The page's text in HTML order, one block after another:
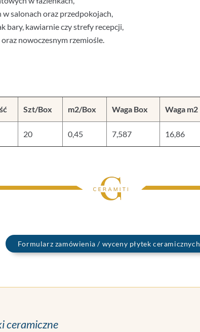
salonach oraz przedpokojach,
bary, kawiarnie czy strefy recepcji,
nowoczesnym rzemiośle.
Szt/Box m2/Box Waga Box Waga m2
20 0,45 7,587 16,86
Formularz zamówienia / wyceny płytek ceramicznych
ceramiczne